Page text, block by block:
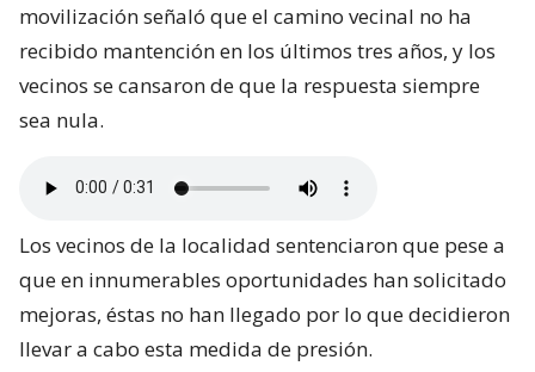
movilización señaló que el camino vecinal no ha
recibido mantención en los últimos tres años, y los
vecinos se cansaron de que la respuesta siempre
sea nula.
Los vecinos de la localidad sentenciaron que pese a
que en innumerables oportunidades han solicitado
mejoras, éstas no han llegado por lo que decidieron
llevar a cabo esta medida de presión.